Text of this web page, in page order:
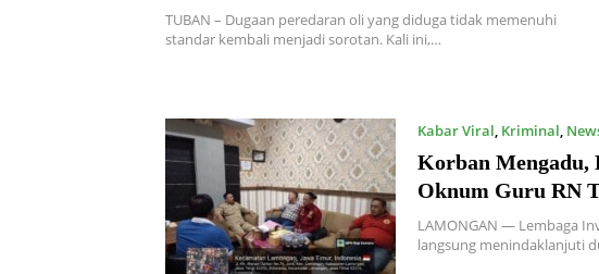
Tempuh Jalur Hukum, Minta Aparat Uji
Laboratorium Produk Oli
TUBAN – Dugaan peredaran oli yang diduga tidak memenuhi
standar kembali menjadi sorotan. Kali ini,…
Kabar Viral, Kriminal,
Korban Mengadu,
Oknum Guru RN
LAMONGAN — Lembaga
langsung menindaklanjuti